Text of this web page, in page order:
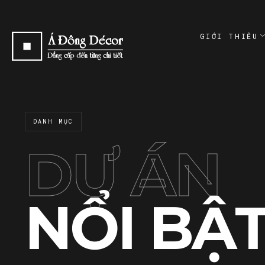
GIỚI THIỆU
DANH MỤC
DỰ ÁN
NỔI